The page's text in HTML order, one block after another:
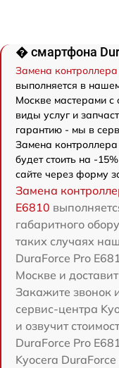
� смартфона
Замена контроллера
выполняется в
Москве мастерами с
виды услуг и
гарантию - мы в
Замена контроллера
будет стоить на -
сайте через форму
Замена
E6810
габаритного
таких случаях
DuraForce Pro
Москве и
Закажите звонок
сервис-центра
и озвучит
DuraForce Pro
Kyocera